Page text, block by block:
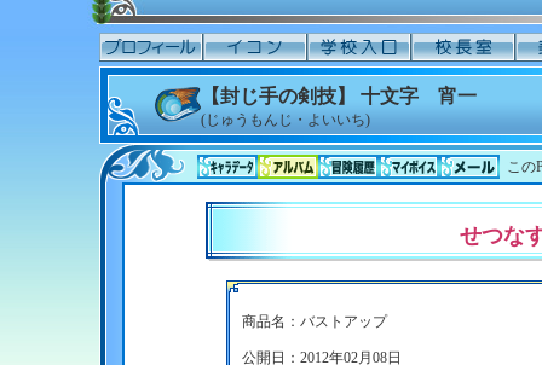
【封じ手の剣技】 十文字 宵一
(じゅうもんじ・よいいち)
この
せつな
商品名：バストアップ
公開日：2012年02月08日